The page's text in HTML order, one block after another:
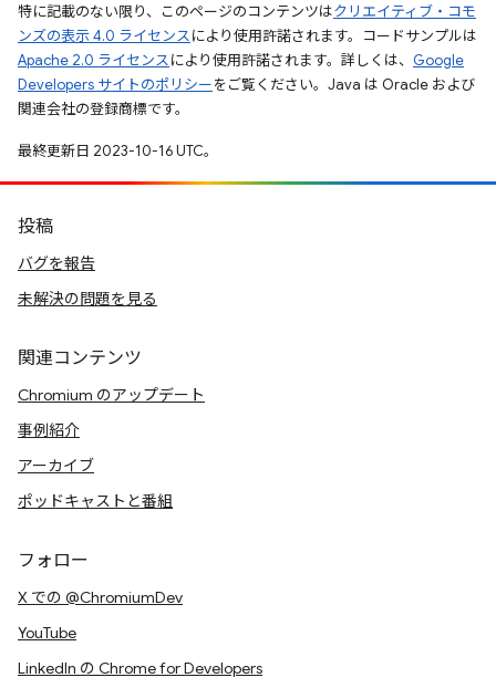
特に記載のない限り、このページのコンテンツはクリエイティブ・コモ
ンズの表示 4.0 ライセンスにより使用許諾されます。コードサンプルは
Apache 2.0 ライセンスにより使用許諾されます。詳しくは、 Google
Developers サイトのポリシーをご覧ください。Java は Oracle および
関連会社の登録商標です。
最終更新日 2023-10-16 UTC。
投稿
バグを報告
未解決の問題を見る
関連コンテンツ
Chromium のアップデート
事例紹介
アーカイブ
ポッドキャストと番組
フォロー
X での @ChromiumDev
YouTube
LinkedIn の Chrome for Developers